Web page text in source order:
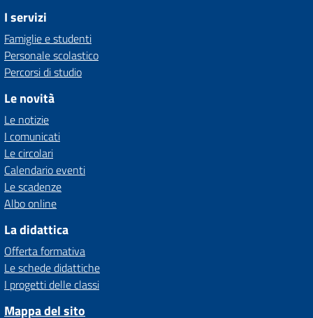
I servizi
Famiglie e studenti
Personale scolastico
Percorsi di studio
Le novità
Le notizie
I comunicati
Le circolari
Calendario eventi
Le scadenze
Albo online
La didattica
Offerta formativa
Le schede didattiche
I progetti delle classi
Mappa del sito